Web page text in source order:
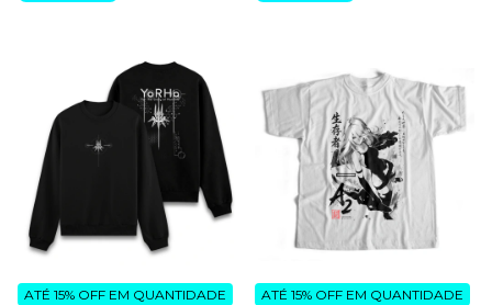
ATÉ 15% OFF EM QUANTIDADE ATÉ 15% OFF EM QUANTIDADE